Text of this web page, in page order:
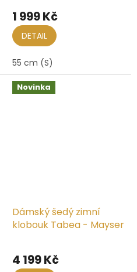
1 999 Kč
DETAIL
55 cm (S)
Novinka
Dámský šedý zimní
klobouk Tabea - Mayser
4 199 Kč